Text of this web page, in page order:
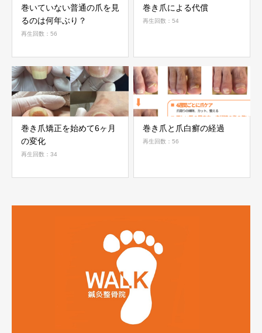
巻いていない普通の爪を見
るのは何年ぶり？
再生回数：56
巻き爪による代償
再生回数：54
巻き爪矯正を始めて6ヶ月
の変化
再生回数：34
巻き爪と爪白癬の経過
再生回数：56